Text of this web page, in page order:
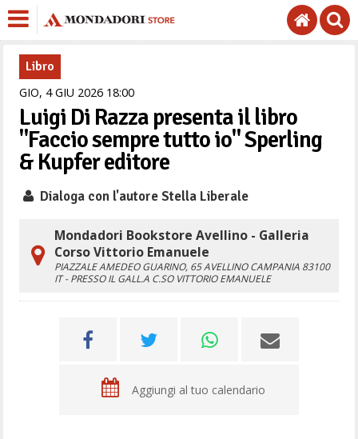
Libro
GIO, 4 GIU 2026 1800
Luigi Di Razza presenta il libro
"Faccio sempre tutto io" Sperling
& Kupfer editore
Dialoga con l'autore Stella Liberale
Mondadori Bookstore Avellino - Galleria
Corso Vittorio Emanuele
PIAZZALE AMEDEO GUARINO, 65AVELLINO CAMPANIA 83100
IT - PRESSO IL GALL.A C.SO VITTORIO EMANUELE
Aggiungi al tuo calendario